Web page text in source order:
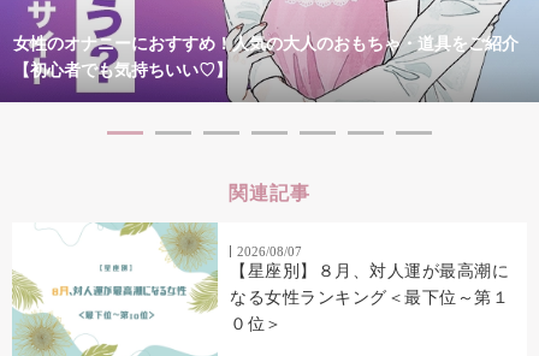
女性のオナニーにおすすめ！人気の大人のおもちゃ・道具をご紹介
【初心者でも気持ちいい♡】
関連記事
2026/08/07
【星座別】８月、対人運が最高潮に
なる女性ランキング＜最下位～第１
０位＞